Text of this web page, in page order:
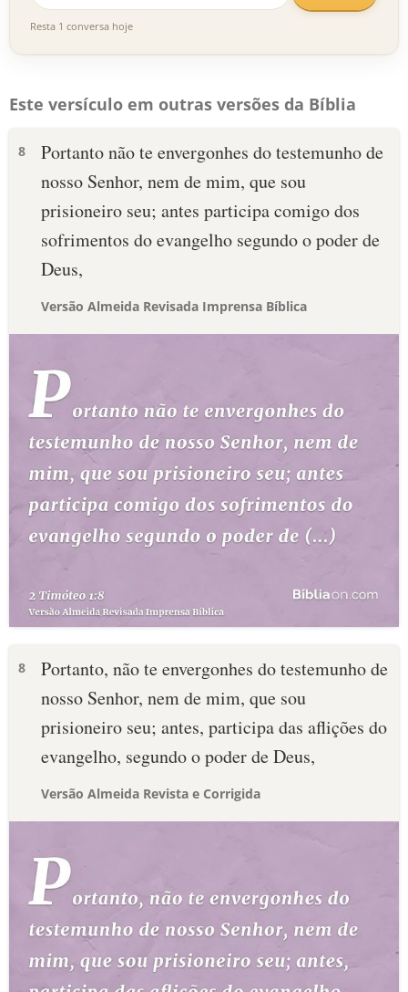
Resta 1 conversa hoje
Este versículo em outras versões da Bíblia
8
Portanto não te envergonhes do testemunho de
nosso Senhor, nem de mim, que sou
prisioneiro seu; antes participa comigo dos
sofrimentos do evangelho segundo o poder de
Deus,
Versão Almeida Revisada Imprensa Bíblica
8
Portanto, não te envergonhes do testemunho de
nosso Senhor, nem de mim, que sou
prisioneiro seu; antes, participa das aflições do
evangelho, segundo o poder de Deus,
Versão Almeida Revista e Corrigida